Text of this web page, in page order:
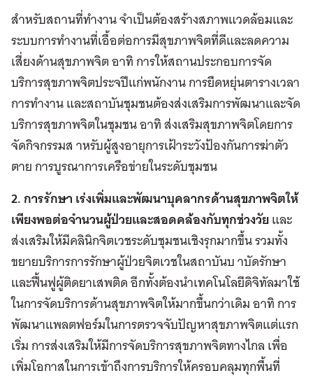
สำหรับสถานที่ทำงาน จำเป็นต้องสร้างสภาพแวดล้อมและ
ระบบการทำงานที่เอื้อต่อการมีสุขภาพจิตที่ดีและลดความ
เสี่ยงด้านสุขภาพจิต อาทิ การให้สถานประกอบการจัด
บริการสุขภาพจิตประจปีแก่พนักงาน การยืดหยุ่นตารางเวลา
การทำงาน และสถาบันชุมชนต้องส่งเสริมการพัฒนาและจัด
บริการสุขภาพจิตในชุมชน อาทิ ส่งเสริมสุขภาพจิตโดยการ
จัดกิจกรรมส าหรับผู้สูงอายุการเฝ้าระวังป้องกันการฆ่าตัว
ตาย การบูรณาการเครือข่ายในระดับชุมชน
2. การรักษา เร่งเพิ่มและพัฒนาบุคลากรด้านสุขภาพจิตให้
เพียงพอต่อจำนวนผู้ป่วยและสอดคล้องกับทุกช่วงวัยและ
ส่งเสริมให้มีคลินิกจิตเวชระดับชุมชนเชิงรุกมากขึ้น รวมทั้ง
ขยายบริการการรักษาผู้ป่วยจิตเวชในสถาบันบ าบัดรักษา
และฟื้นฟูผู้ติดยาเสพติด อีกทั้งต้องนำเทคโนโลยีดิจิทัลมาใช้
ในการจัดบริการด้านสุขภาพจิตให้มากขึ้นกว่าเดิม อาทิ การ
พัฒนาแพลตฟอร์มในการตรวจจับปัญหาสุขภาพจิตแต่แรก
เริ่ม การส่งเสริมให้มีการจัดบริการสุขภาพจิตทางไกล เพื่อ
เพิ่มโอกาสในการเข้าถึงการบริการให้ครอบคลุมทุกพื้นที่